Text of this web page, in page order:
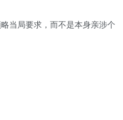
当局要求，而不是本身亲涉个